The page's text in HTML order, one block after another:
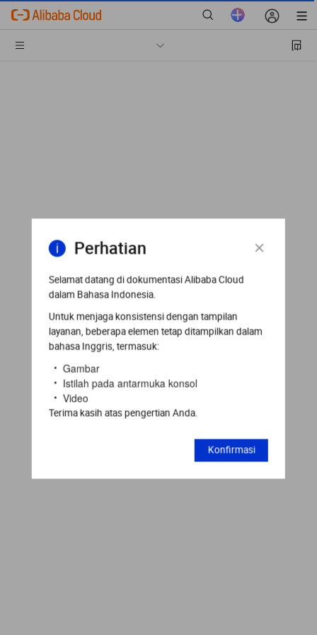
Perhatian
Selamat datang di dokumentasi Alibaba Cloud
dalam Bahasa Indonesia.
Untuk menjaga konsistensi dengan tampilan
layanan, beberapa elemen tetap ditampilkan dalam
bahasa Inggris, termasuk:
Gambar
Istilah pada antarmuka konsol
Video
Terima kasih atas pengertian Anda.
Konfirmasi